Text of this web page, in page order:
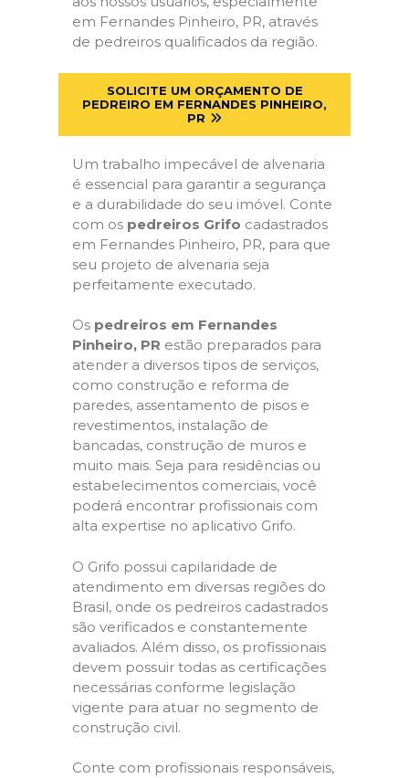
em Fernandes Pinheiro, PR, através
de pedreiros qualificados da região.
SOLICITE UM ORÇAMENTO DE
PEDREIRO EM FERNANDES PINHEIRO,
PR
Um trabalho impecável de alvenaria
é essencial para garantir a segurança
e a durabilidade do seu imóvel. Conte
com os pedreiros Grifo cadastrados
em Fernandes Pinheiro, PR, para que
seu projeto de alvenaria seja
perfeitamente executado.
Os pedreiros em Fernandes
Pinheiro, PR estão preparados para
atender a diversos tipos de serviços,
como construção e reforma de
paredes, assentamento de pisos e
revestimentos, instalação de
bancadas, construção de muros e
muito mais. Seja para residências ou
estabelecimentos comerciais, você
poderá encontrar profissionais com
alta expertise no aplicativo Grifo.
O Grifo possui capilaridade de
atendimento em diversas regiões do
Brasil, onde os pedreiros cadastrados
são verificados e constantemente
avaliados. Além disso, os profissionais
devem possuir todas as certificações
necessárias conforme legislação
vigente para atuar no segmento de
construção civil.
Conte com profissionais responsáveis,